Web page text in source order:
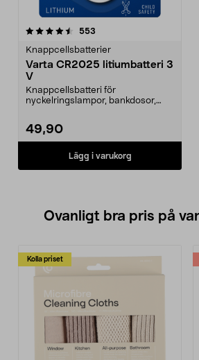
553
Knappcellsbatterier
Varta CR2025 litiumbatteri 3
V
Knappcellsbatteri för
nyckelringslampor, bankdosor,
49,90
Lägg i varukorg
Ovanligt bra pris på
Kolla priset